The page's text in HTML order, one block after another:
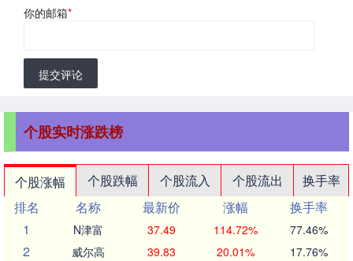
你的邮箱*
提交评论
个股实时涨跌榜
个股涨幅 个股跌幅 个股流入 个股流出
换手率
排名
名称 最新价 涨幅
换手率
1
N津富 37.49 114.72% 77.46%
2 威尔高 39.83 20.01% 17.76%